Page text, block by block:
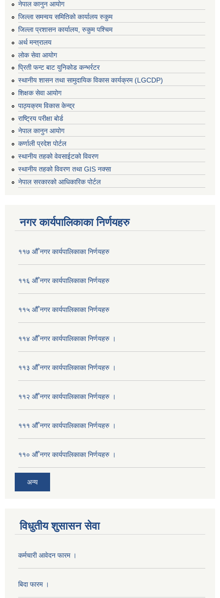
नेपाल कानुन आयोग
जिल्ला समन्वय समितिको कार्यालय रुकुम
जिल्ला प्रशासन कार्यालय, रुकुम पश्चिम
अर्थ मन्त्रालय
लोक सेवा आयोग
प्रिती फन्ट बाट युनिकोड कन्भर्रटर
स्थानीय शासन तथा सामुदायिक विकास कार्यक्रम (LGCDP)
शिक्षक सेवा आयोग
पाठ्यक्रम विकास केन्द्र
राष्ट्रिय परीक्षा बोर्ड
नेपाल कानुन आयोग
कर्णाली प्रदेश पोर्टल
स्थानीय तहको वेवसाईटको विवरण
स्थानीय तहको विवरण तथा GIS नक्सा
नेपाल सरकारको आधिकारिक पोर्टल
नगर कार्यपालिकाका निर्णयहरु
११७ औँ नगर कार्यपालिकाका निर्णयहरु
११६ औँ नगर कार्यपालिकाका निर्णयहरु
११५ औँ नगर कार्यपालिकाका निर्णयहरु
११४ औँ नगर कार्यपालिकाका निर्णयहरु ।
११३ औँ नगर कार्यपालिकाका निर्णयहरु ।
११२ औँ नगर कार्यपालिकाका निर्णयहरु ।
१११ औँ नगर कार्यपालिकाका निर्णयहरु ।
११० औँ नगर कार्यपालिकाका निर्णयहरु ।
अन्य
विधुतीय शुसासन सेवा
कर्मचारी आवेदन फारम ।
बिदा फारम ।